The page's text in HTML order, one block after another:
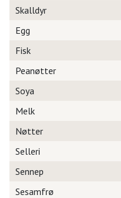
Skalldyr
Egg
Fisk
Peanøtter
Soya
Melk
Nøtter
Selleri
Sennep
Sesamfrø